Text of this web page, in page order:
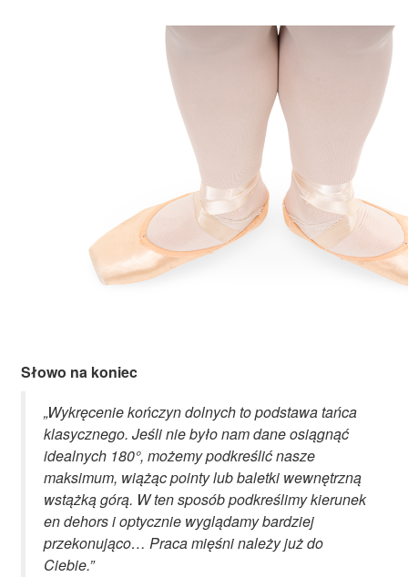
Słowo na koniec
„Wykręcenie kończyn dolnych to podstawa tańca
klasycznego. Jeśli nie było nam dane osiągnąć
idealnych 180°, możemy podkreślić nasze
maksimum, wiążąc pointy lub baletki wewnętrzną
wstążką górą. W ten sposób podkreślimy kierunek
en dehors i optycznie wyglądamy bardziej
przekonująco… Praca mięśni należy już do
Ciebie.”